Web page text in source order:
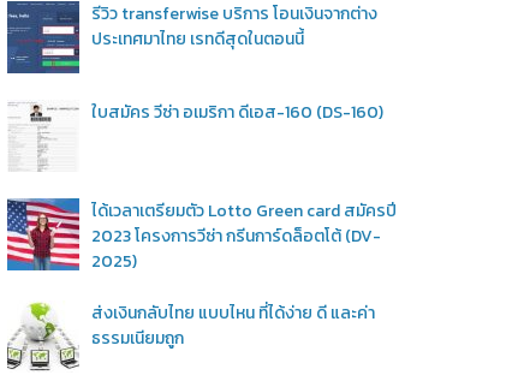
รีวิว transferwise บริการ โอนเงินจากต่าง
ประเทศมาไทย เรทดีสุดในตอนนี้
ใบสมัคร วีซ่า อเมริกา ดีเอส-160 (DS-160)
ได้เวลาเตรียมตัว Lotto Green card สมัครปี
2023 โครงการวีซ่า กรีนการ์ดล็อตโต้ (DV-
2025)
ส่งเงินกลับไทย แบบไหน ที่ได้ง่าย ดี และค่า
ธรรมเนียมถูก